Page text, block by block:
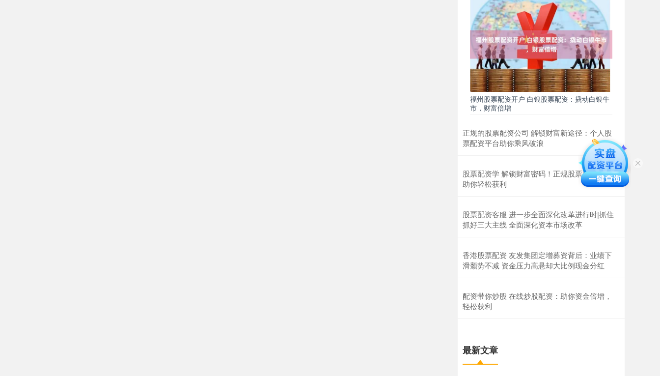
福州股票配资开户 白银股票配资：撬动白银牛
市，财富倍增
正规的股票配资公司 解锁财富新途径：个人股
票配资平台助你乘风破浪
股票配资学 解锁财富密码！正规股票配资软件
助你轻松获利
股票配资客服 进一步全面深化改革进行时|抓住
抓好三大主线 全面深化资本市场改革
香港股票配资 友发集团定增募资背后：业绩下
滑颓势不减 资金压力高悬却大比例现金分红
配资带你炒股 在线炒股配资：助你资金倍增，
轻松获利
最新文章